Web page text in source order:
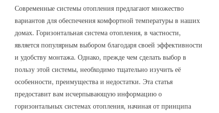
Современные системы отопления предлагают множество
вариантов для обеспечения комфортной температуры в наших
домах. Горизонтальная система отопления, в частности,
является популярным выбором благодаря своей эффективности
и удобству монтажа. Однако, прежде чем сделать выбор в
пользу этой системы, необходимо тщательно изучить её
особенности, преимущества и недостатки. Эта статья
предоставит вам исчерпывающую информацию о
горизонтальных системах отопления, начиная от принципа